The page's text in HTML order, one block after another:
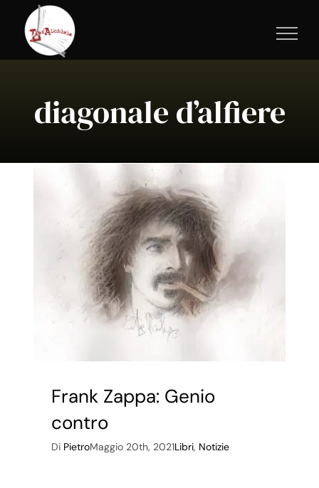
contenuto
diagonale d’alfiere
Frank Zappa: Genio
contro
Di PietroMaggio 20th, 2021Libri, Notizie